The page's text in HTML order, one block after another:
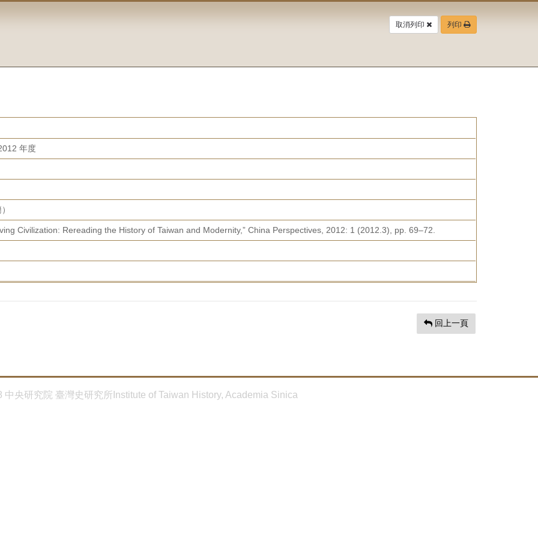
取消列印 列印
年度
Civilization: Rereading the History of Taiwan and Modernity,” China Perspectives, 2012: 1 (2012.3), pp. 69–72.
回上一頁
中央研究院 臺灣史研究所Institute of Taiwan History, Academia Sinica